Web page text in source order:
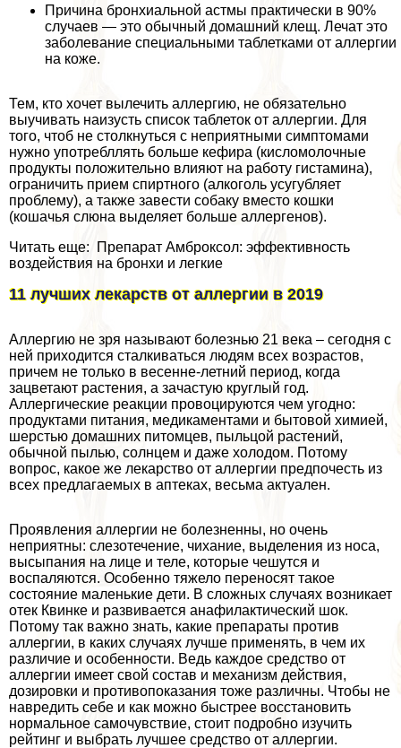
Причина бронхиальной астмы пpaктически в 90%
случаев — это обычный домашний клещ. Лечат это
заболевание специальными таблетками от аллергии
на коже.
Тем, кто хочет вылечить аллергию, не обязательно
выучивать наизусть список таблеток от аллергии. Для
того, чтоб не столкнуться с неприятными симптомами
нужно употрeбллять больше кефира (кисломолочные
продукты положительно влияют на работу гистамина),
ограничить прием спиртного (алкоголь усугубляет
проблему), а также завести собаку вместо кошки
(кошачья слюна выделяет больше аллергенов).
Читать еще: Препарат Амброксол: эффективность
воздействия на бронхи и легкие
11 лучших лекарств от аллергии в 2019
Аллергию не зря называют болезнью 21 века – сегодня с
ней приходится сталкиваться людям всех возрастов,
причем не только в весенне-летний период, когда
зацветают растения, а зачастую круглый год.
Аллергические реакции провоцируются чем угодно:
продуктами питания, медикаментами и бытовой химией,
шерстью домашних питомцев, пыльцой растений,
обычной пылью, солнцем и даже холодом. Потому
вопрос, какое же лекарство от аллергии предпочесть из
всех предлагаемых в аптеках, весьма актуален.
Проявления аллергии не болезненны, но очень
неприятны: слезотечение, чихание, выделения из носа,
высыпания на лице и теле, которые чешутся и
воспаляются. Особенно тяжело переносят такое
состояние маленькие дети. В сложных случаях возникает
отек Квинке и развивается анафилактический шок.
Потому так важно знать, какие препараты против
аллергии, в каких случаях лучше применять, в чем их
различие и особенности. Ведь каждое средство от
аллергии имеет свой состав и механизм действия,
дозировки и противопоказания тоже различны. Чтобы не
навредить себе и как можно быстрее восстановить
нормальное самочувствие, стоит подробно изучить
рейтинг и выбрать лучшее средство от аллергии.